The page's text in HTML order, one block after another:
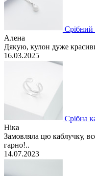
Срібний
Алена
Дякую, кулон дуже
16.03.2025
Срібна
Ніка
Замовляла цю каблучку,
гарно!..
14.07.2023